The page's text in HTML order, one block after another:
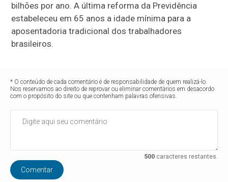
bilhões por ano. A última reforma da Previdência
estabeleceu em 65 anos a idade mínima para a
aposentadoria tradicional dos trabalhadores
brasileiros.
* O conteúdo de cada comentário é de responsabilidade de quem realizá-lo.
Nos reservamos ao direito de reprovar ou eliminar comentários em desacordo
com o propósito do site ou que contenham palavras ofensivas.
500caracteres restantes.
Comentar